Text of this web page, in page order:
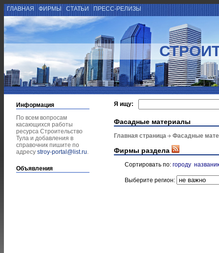
ГЛАВНАЯ ФИРМЫ СТАТЬИ ПРЕСС-РЕЛИЗЫ
Информация
По всем вопросам
касающихся работы
ресурса Строительство
Тула и добавления в
справочник пишите по
адресу stroy-portal@list.ru.
Объявления
Я ищу:
Фасадные материалы
Главная страница Фасадные
Фирмы раздела
Сортировать по: городу
Выберите регион: